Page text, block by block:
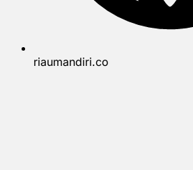
riaumandiri.co